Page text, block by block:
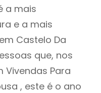
a mais
e a mais
Castelo Da
que, nos
Vivendas Para
, este é o ano